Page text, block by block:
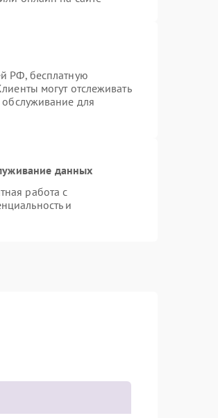
РФ, бесплатную
могут отслеживать
обслуживание для
данных
работа с
и